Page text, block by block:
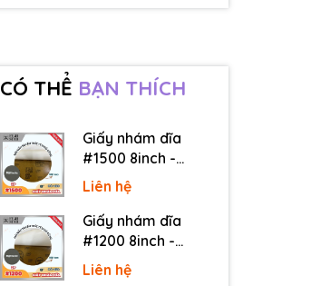
CÓ THỂ BẠN THÍCH
Giấy nhám dĩa
#1500 8inch -
Sankyo (Nhật) - Có
keo (PSA)
Liên hệ
Giấy nhám dĩa
#1200 8inch -
Sankyo (Nhật) - Có
keo (PSA)
Liên hệ